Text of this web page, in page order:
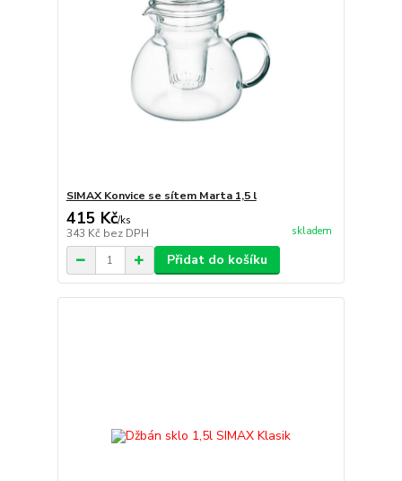
SIMAX Konvice se sítem Marta 1,5 l
415 Kč/ks
343 Kč bez DPH skladem
Přidat do košíku